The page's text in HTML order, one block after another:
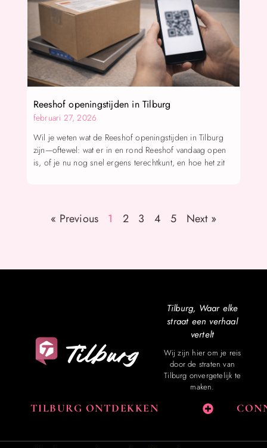
Reeshof openingstijden in Tilburg
februari 27, 2026
Wil je weten wat de Reeshof openingstijden in Tilburg
zijn—oftewel: wat er in en rond Reeshof vandaag open
is, of je nu nog snel ergens terechtkunt, en hoe het zit
« Previous 1 2 3 4 5 Next »
TILBURG ONTDEKKEN
Tilburg, Waar elke
straat een verhaal
vertelt
Wij zijn hier om je reis
door de straten van
Tilburg onvergetelijk te
maken.